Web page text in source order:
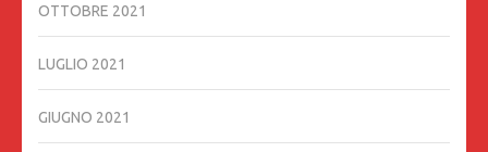
OTTOBRE 2021
LUGLIO 2021
GIUGNO 2021